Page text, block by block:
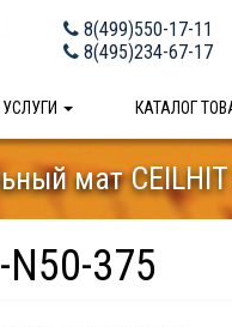
8(499)550-17-11
8(495)234-67-17
УСЛУГИ КАТАЛОГ
мат
375